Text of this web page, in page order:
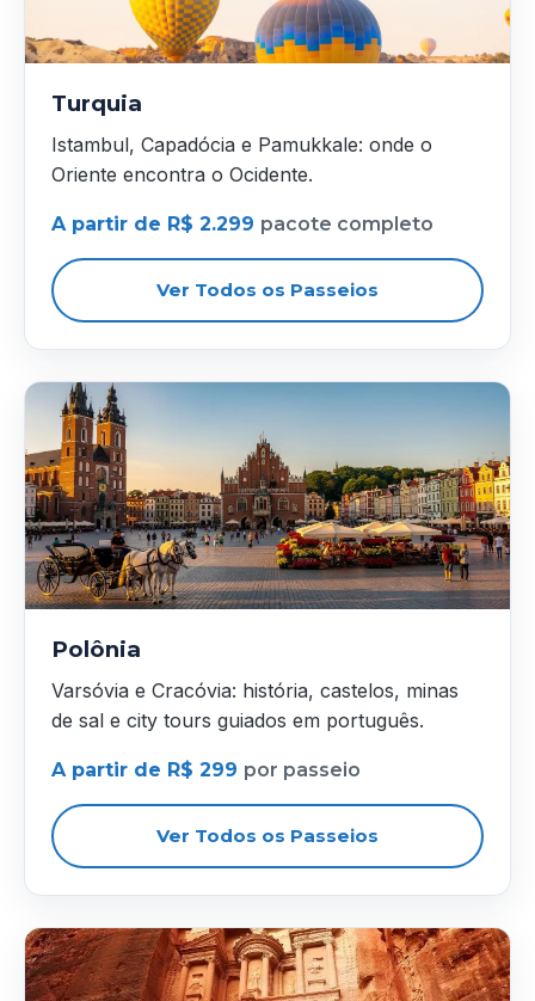
Turquia
Istambul, Capadócia e Pamukkale: onde o
Oriente encontra o Ocidente.
A partir de R$ 2.299 pacote completo
Ver Todos os Passeios
Polônia
Varsóvia e Cracóvia: história, castelos, minas
de sal e city tours guiados em português.
A partir de R$ 299 por passeio
Ver Todos os Passeios